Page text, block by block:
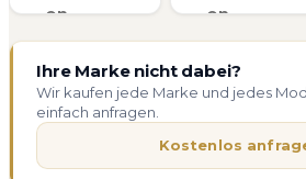
Ihre Marke nicht dabei?
Wir kaufen jede Marke und jedes
einfach anfragen.
Kostenlos